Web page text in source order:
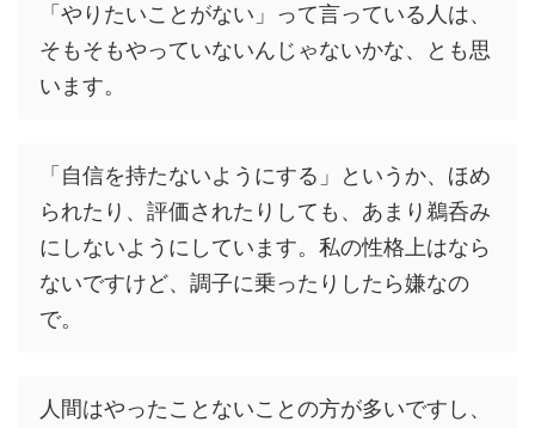
「やりたいことがない」って言っている人は、
そもそもやっていないんじゃないかな、とも思
います。
「自信を持たないようにする」というか、ほめ
られたり、評価されたりしても、あまり鵜呑み
にしないようにしています。私の性格上はなら
ないですけど、調子に乗ったりしたら嫌なの
で。
人間はやったことないことの方が多いですし、